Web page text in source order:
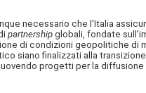
necessario che l'Italia
partnership globali, fondate
di condizioni geopolitiche di
siano finalizzati alla
progetti per la